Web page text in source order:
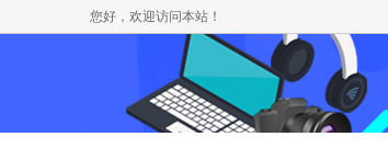
您好，欢迎访问本站！